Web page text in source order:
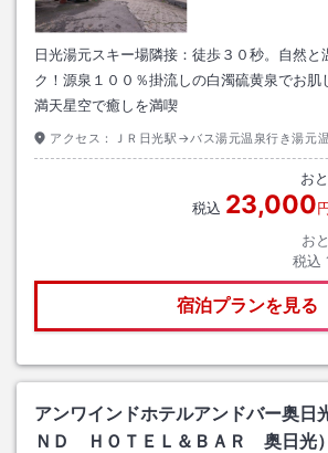
日光湯元スキー場隣接：徒歩３０秒。自然と
ク！源泉１００％掛流しの白濁硫黄泉でお肌
満天星空で癒しを満喫
アクセス： ＪＲ日光駅→バス湯元温泉行き湯元
お
税込 23,000
お
税込
宿泊プランを見る
アンワインドホテルアンドバー奥日
ＮＤ ＨＯＴＥＬ＆ＢＡＲ 奥日光）